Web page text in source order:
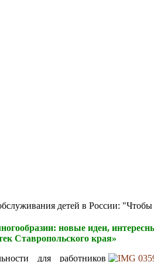
детей в России: "Чтобы
новые идеи,
Ставропольского края»
для работников